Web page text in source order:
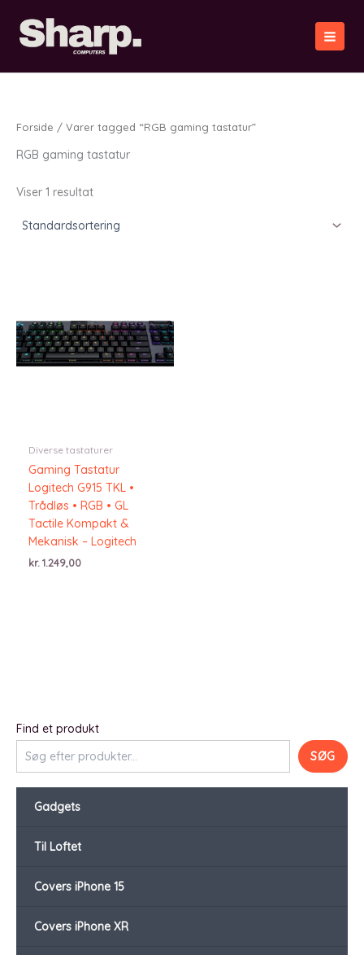
indholdet
Find et produkt
SØG
Gadgets
Til Loftet
Covers iPhone 15
Covers iPhone XR
Forside / Varer tagged “RGB gaming tastatur”
RGB gaming tastatur
Viser 1 resultat
Diverse tastaturer
Gaming Tastatur
Logitech G915 TKL •
Trådløs • RGB • GL
Tactile Kompakt &
Mekanisk – Logitech
kr. 1.249,00